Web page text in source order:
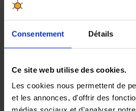
Consentement Détails
Ce site web utilise des cookies.
Les cookies nous permettent de
et les annonces, d'offrir des